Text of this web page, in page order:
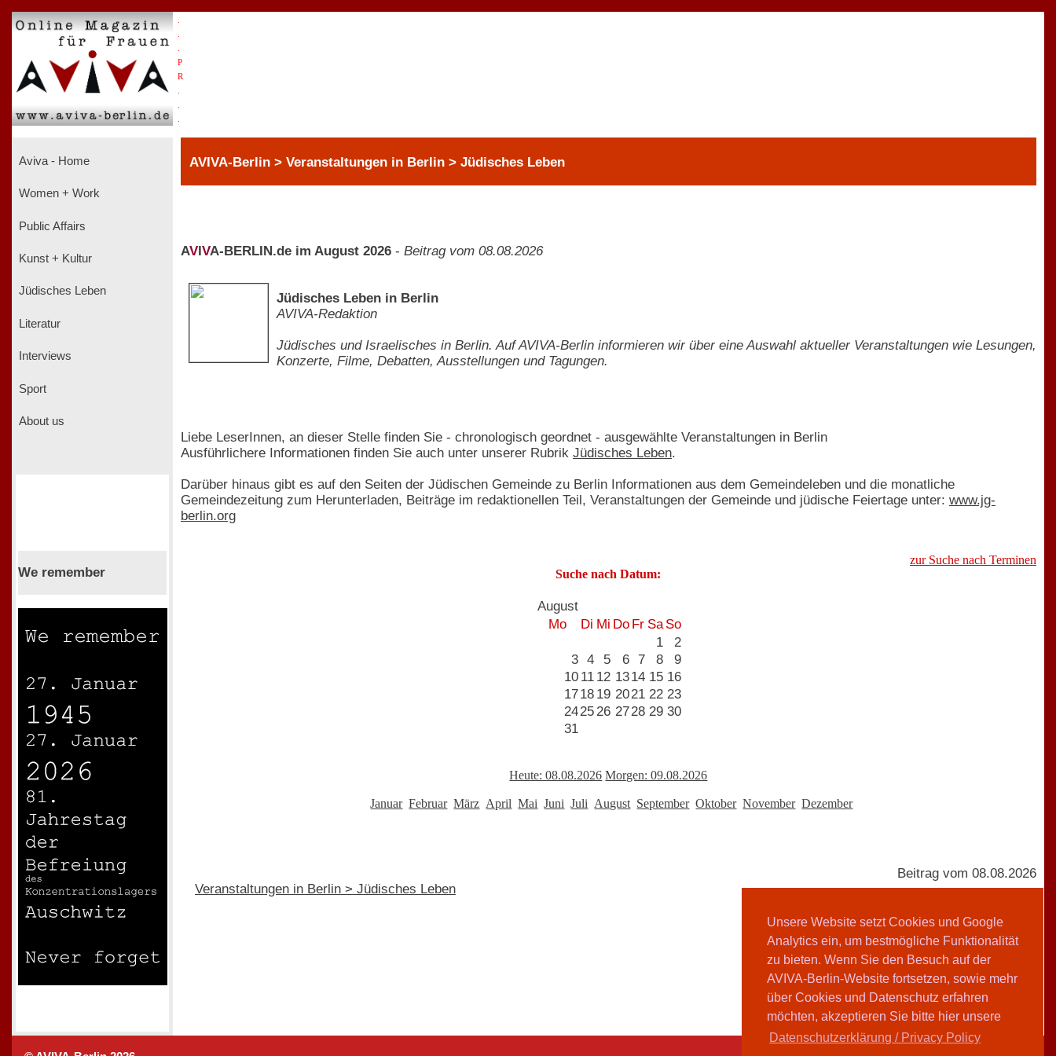
Unsere Website setzt Cookies und Google
Analytics ein, um bestmögliche Funktionalität
zu bieten. Wenn Sie den Besuch auf der
AVIVA-Berlin-Website fortsetzen, sowie mehr
über Cookies und Datenschutz erfahren
möchten, akzeptieren Sie bitte hier unsere
Datenschutzerklärung / Privacy Policy
P
R
Aviva - Home
Women + Work
Public Affairs
Kunst + Kultur
Jüdisches Leben
Literatur
Interviews
Sport
About us
We remember
AVIVA-Berlin > Veranstaltungen in Berlin > Jüdisches Leben
AV VA-BERLIN.de im August 2026 - Beitrag vom 08.08.2026
Jüdisches Leben in Berlin
AVIVA-Redaktion
Jüdisches und Israelisches in Berlin. Auf AVIVA-Berlin informieren wir über eine Auswahl aktueller Veranstaltungen wie Lesungen,
Konzerte, Filme, Debatten, Ausstellungen und Tagungen.
Liebe LeserInnen, an dieser Stelle finden Sie - chronologisch geordnet - ausgewählte Veranstaltungen in Berlin
Ausführlichere Informationen finden Sie auch unter unserer Rubrik Jüdisches Leben.
Darüber hinaus gibt es auf den Seiten der Jüdischen Gemeinde zu Berlin Informationen aus dem Gemeindeleben und die monatliche
Gemeindezeitung zum Herunterladen, Beiträge im redaktionellen Teil, Veranstaltungen der Gemeinde und jüdische Feiertage unter: www.jg-
berlin.org
zur Suche nach Terminen
Suche nach Datum:
August
Mo
Di Mi Do Fr Sa So
1
2
3 4 5 6 7 8
9
10 11 12 1314 15 16
1718 19 2021 22 23
2425 26 2728 29 30
31
Heute: 08.08.2026 Morgen: 09.08.2026
Januar Februar März April Mai Juni Juli August September Oktober November Dezember
Veranstaltungen in Berlin > Jüdisches Leben
Beitrag vom 08.08.2026
AVIVA-Redaktion
Teilen